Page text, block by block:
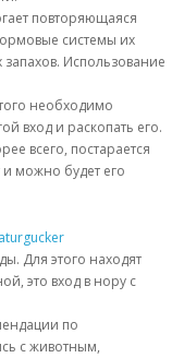
повторяющаяся
системы их
Использование
необходимо
вход и раскопать его.
всего, постарается
можно будет его
Для этого находят
это вход в нору с
по
с животным,